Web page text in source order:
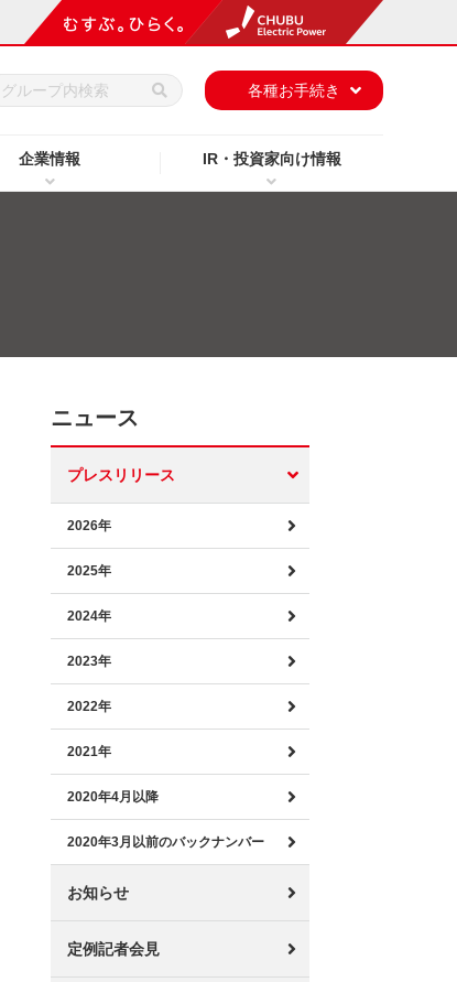
企業情報 IR・投資家向け情報
各種お手続き
ニュース
プレスリリース
2026年
2025年
2024年
2023年
2022年
2021年
2020年4月以降
2020年3月以前のバックナンバー
お知らせ
定例記者会見